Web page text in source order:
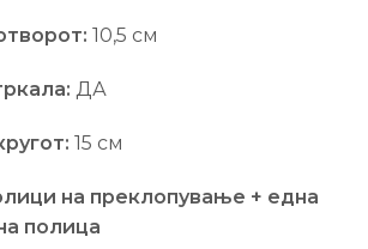
10,5 см
ДА
15 см
на преклопување + една
полица